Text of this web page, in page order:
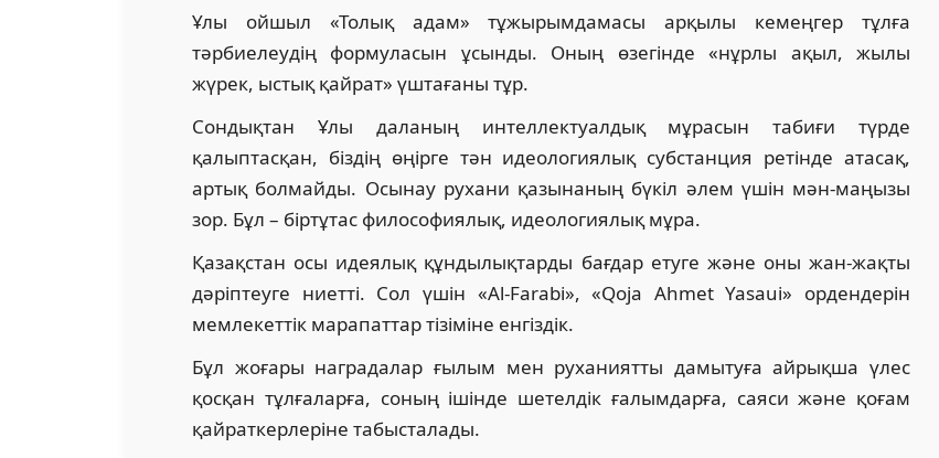
Ұлы ойшыл «Толық адам» тұжырымдамасы арқылы кемеңгер тұлға
тәрбиелеудің формуласын ұсынды. Оның өзегінде «нұрлы ақыл, жылы
жүрек, ыстық қайрат» үштағаны тұр.
Сондықтан Ұлы даланың интеллектуалдық мұрасын табиғи түрде
қалыптасқан, біздің өңірге тән идеологиялық субстанция ретінде атасақ,
артық болмайды. Осынау рухани қазынаның бүкіл әлем үшін мән-маңызы
зор. Бұл – біртұтас философиялық, идеологиялық мұра.
Қазақстан осы идеялық құндылықтарды бағдар етуге және оны жан-жақты
дәріптеуге ниетті. Сол үшін «Al-Farabi», «Qoja Ahmet Yasaui» ордендерін
мемлекеттік марапаттар тізіміне енгіздік.
Бұл жоғары наградалар ғылым мен руханиятты дамытуға айрықша үлес
қосқан тұлғаларға, соның ішінде шетелдік ғалымдарға, саяси және қоғам
қайраткерлеріне табысталады.